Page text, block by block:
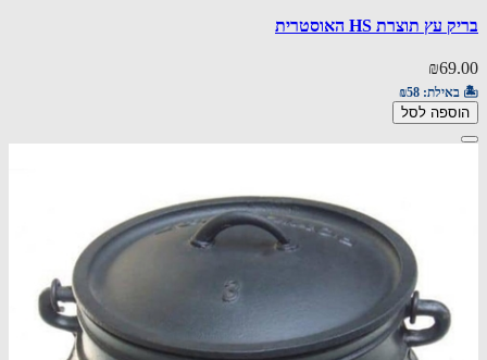
בריק עץ תוצרת HS האוסטרית
₪69.00
🏝️ באילת: ₪58
הוספה לסל